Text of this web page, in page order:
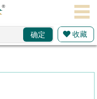
确定 收藏